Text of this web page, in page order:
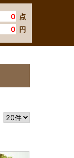
0 点
0 円